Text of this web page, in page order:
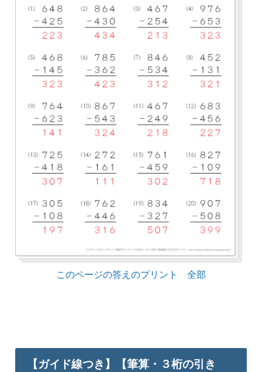
このページの答えのプリント 全部
【ガイド線つき】【筆算・３桁の引き